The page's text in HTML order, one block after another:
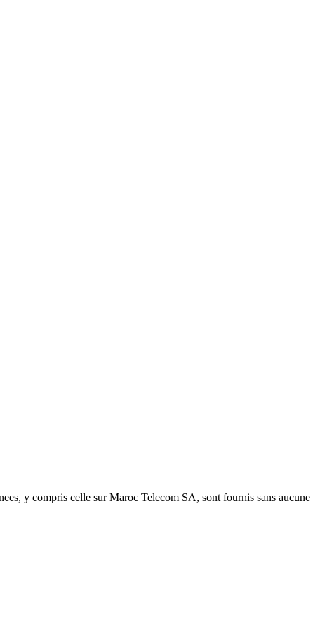
y compris celle sur Maroc Telecom SA, sont fournis sans aucune